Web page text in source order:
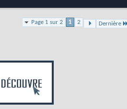
Page 1 sur 2 1 2 Dernière